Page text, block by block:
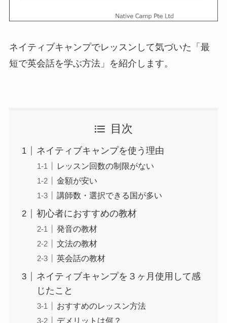
ネイティブキャンプでレッスンして気づいた「最
短で英会話を学ぶ方法」を紹介します。
目次
ネイティブキャンプを使う理由
レッスン回数の制限がない
金額が安い
講師数・選択できる国が多い
初心者におすすめの教材
発音の教材
文法の教材
英会話の教材
ネイティブキャンプを３ヶ月使用して感
じたこと
おすすめのレッスン方法
デメリットは何？